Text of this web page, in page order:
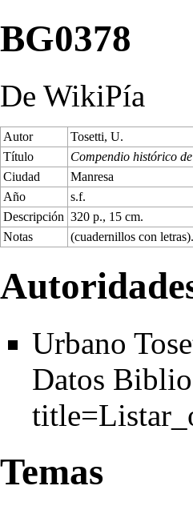
BG0378
De WikiPía
Autor
Tosetti, U.
Título
Compendio histórico
Ciudad
Manresa
Año
s.f.
Descripción 320 p., 15 cm.
Notas
(cuadernillos con letras).
Urbano
Datos
Temas